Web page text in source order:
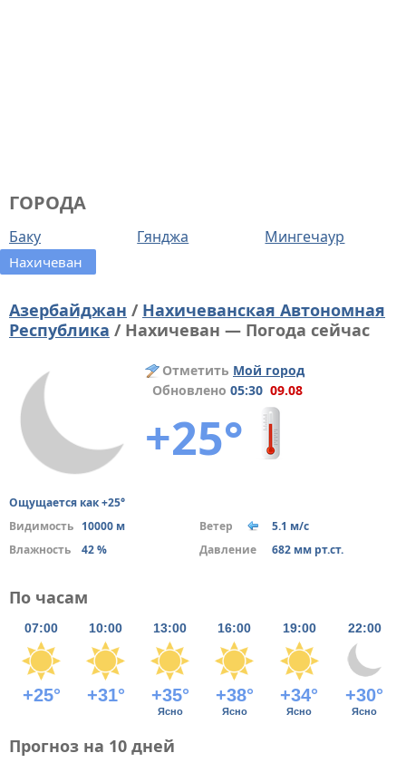
ГОРОДА
Баку Гянджа Мингечаур
Нахичеван
Азербайджан / Нахичеванская Автономная
Республика / Нахичеван — Погода сейчас
Отметить Мой город
Обновлено 05:30 09.08
+25°
Ощущается как +25°
Видимость 10000 м Ветер
5.1 м/с
Влажность
42 % Давление 682 мм рт.ст.
По часам
07:00 10:00 13:00 16:00 19:00 22:00
+25° +31° +35° +38° +34° +30°
Ясно Ясно Ясно Ясно
Прогноз на 10 дней